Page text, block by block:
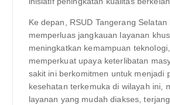
Ke depan, RSUD Tangerang
memperluas jangkauan layanan
meningkatkan kemampuan
memperkuat upaya keterlibatan
sakit ini berkomitmen untuk menjadi
kesehatan terkemuka di wilayah ini,
layanan yang mudah diakses,